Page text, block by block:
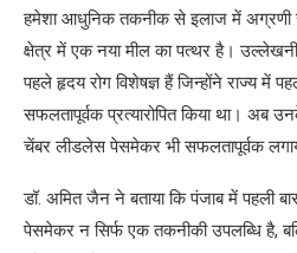
हमेशा आधुनिक तकनीक से इलाज में अग्रणी
क्षेत्र में एक नया मील का पत्थर है।
पहले हृदय रोग विशेषज्ञ हैं जिन्होंने राज्य में
सफलतापूर्वक प्रत्यारोपित किया था। अब
चेंबर लीडलेस पेसमेकर भी सफलतापूर्वक
डॉ. अमित जैन ने बताया कि पंजाब में पहली
पेसमेकर न सिर्फ एक तकनीकी उपलब्धि है,